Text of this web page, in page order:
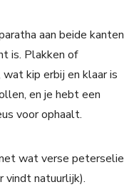
aan beide kanten
is. Plakken of
kip erbij en klaar is
en je hebt een
voor ophaalt.
wat verse peterselie
vindt natuurlijk).